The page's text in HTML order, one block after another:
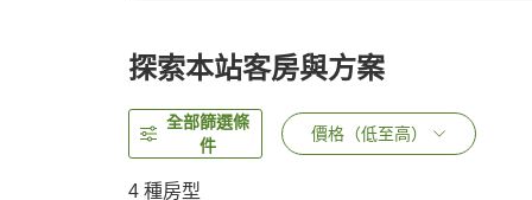
探索本站客房與方案
全部篩選條
件
價格（低至高）
4 種房型